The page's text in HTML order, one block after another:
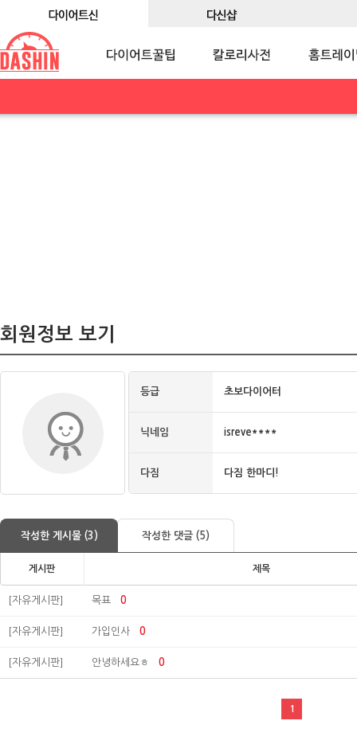
회원정보 보기
등급 초보다이어터
닉네임 isreve****
다짐 다짐 한마디!
작성한 게시물 (3) 작성한 댓글 (5)
게시판 제목
[자유게시판] 목표 0
[자유게시판] 가입인사 0
[자유게시판] 안녕하세요ㅎ 0
1